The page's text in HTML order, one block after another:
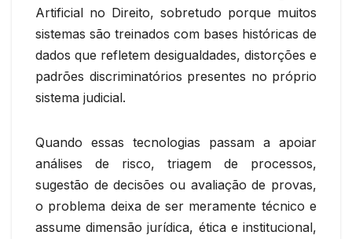
Artificial no Direito, sobretudo porque muitos
sistemas são treinados com bases históricas de
dados que refletem desigualdades, distorções e
padrões discriminatórios presentes no próprio
sistema judicial.
Quando essas tecnologias passam a apoiar
análises de risco, triagem de processos,
sugestão de decisões ou avaliação de provas,
o problema deixa de ser meramente técnico e
assume dimensão jurídica, ética e institucional,